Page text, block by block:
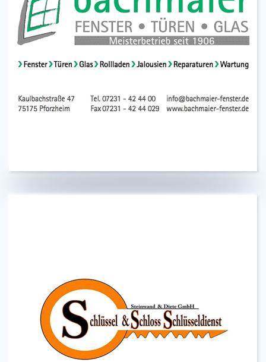
Ihr zuverlässiger Partner im Raum Pforzheim
und Enzkreis für Fenster, Türen und Glas!
Ihr Experte für Schlüssel und Schloss in
Pforzheim
Zum Werbepartner